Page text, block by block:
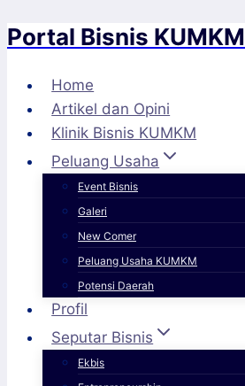
Skip
content
Portal Bisnis KUMKM
Home
Artikel dan Opini
Klinik Bisnis KUMKM
Peluang Usaha
Event Bisnis
Galeri
New Comer
Peluang Usaha KUMKM
Potensi Daerah
Profil
Seputar Bisnis
Ekbis